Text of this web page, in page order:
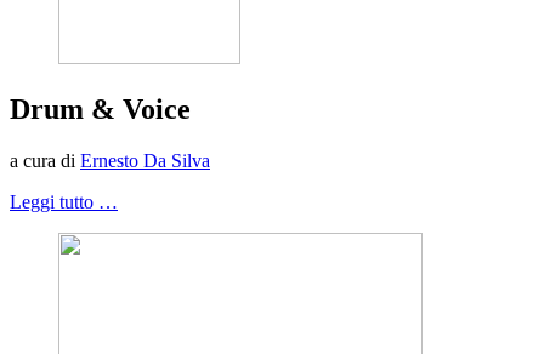
Drum & Voice
a cura di Ernesto Da Silva
Leggi tutto …